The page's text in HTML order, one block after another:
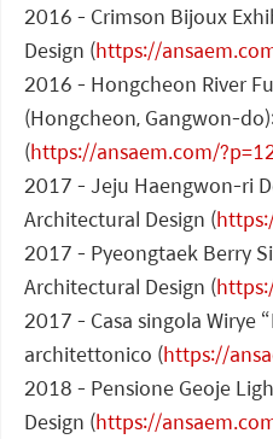
2016 - Crimson Bijoux
Design (https://
2016 - Hongcheon River
(Hongcheon, Gangwon-
(https://ansaem.com/
2017 - Jeju Haengwon-ri
Architectural Design (
2017 - Pyeongtaek Berry
Architectural Design (
2017 - Casa singola Wirye
architettonico (https://
2018 - Pensione Geoje
Design (https://